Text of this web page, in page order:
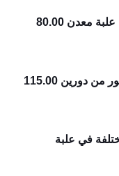
80.00
من دورين 115.00
مختلفة في علبة